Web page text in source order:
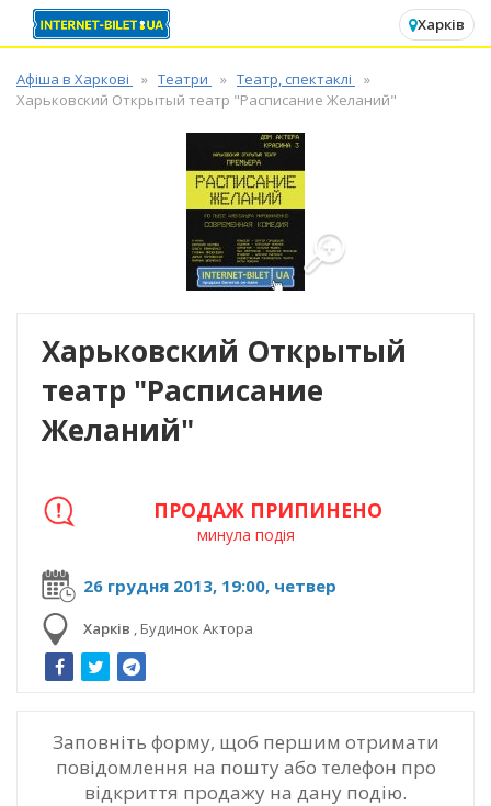
Харків
Афіша в Харкові Театри
Театр, спектаклі
Харьковский Открытый театр "Расписание Желаний"
Харьковский Открытый
театр "Расписание
Желаний"
26 грудня 2013, 19:00, четвер
Харків , Будинок Актора
ПРОДАЖ ПРИПИНЕНО
минула подія
Заповніть форму, щоб першим отримати
повідомлення на пошту або телефон про
відкриття продажу на дану подію.